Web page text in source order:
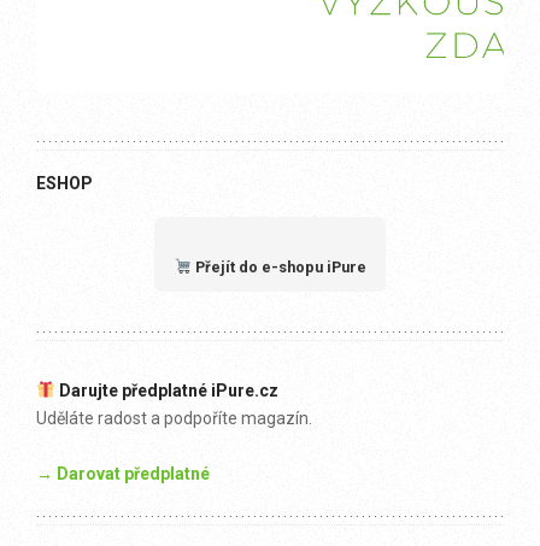
ESHOP
Přejít do e-shopu iPure
Darujte předplatné iPure.cz
Uděláte radost a podpoříte magazín.
→ Darovat předplatné